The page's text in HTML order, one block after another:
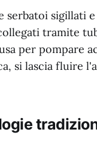
serbatoi sigillati
tramite
per pompare
si lascia fluire